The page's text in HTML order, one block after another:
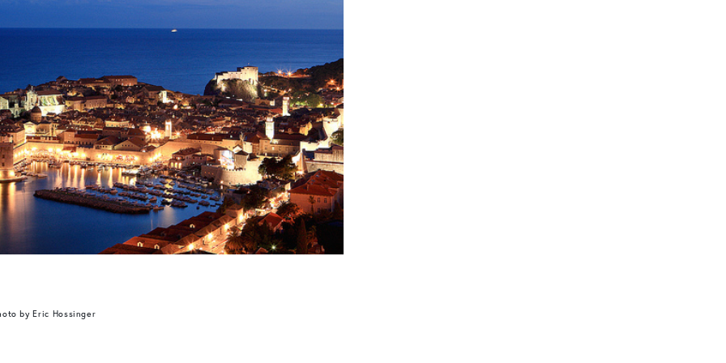
by Eric Hossinger